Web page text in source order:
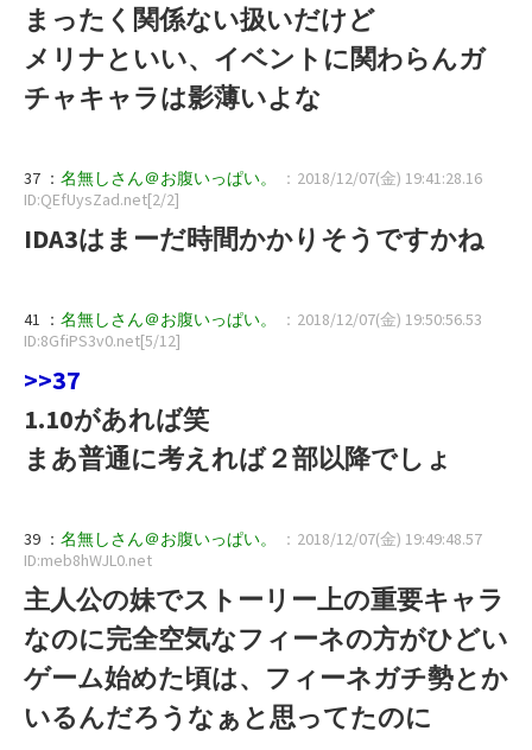
まったく関係ない扱いだけど
メリナといい、イベントに関わらんガ
チャキャラは影薄いよな
37 ： 名無しさん＠お腹いっぱい。
：2018/12/07(金) 19:41:28.16
ID:QEfUysZad.net[2/2]
IDA3はまーだ時間かかりそうですかね
41 ： 名無しさん＠お腹いっぱい。
：2018/12/07(金) 19:50:56.53
ID:8GfiPS3v0.net[5/12]
>>37
1.10があれば笑
まあ普通に考えれば２部以降でしょ
39 ： 名無しさん＠お腹いっぱい。
：2018/12/07(金) 19:49:48.57
ID:meb8hWJL0.net
主人公の妹でストーリー上の重要キャラ
なのに完全空気なフィーネの方がひどい
ゲーム始めた頃は、フィーネガチ勢とか
いるんだろうなぁと思ってたのに